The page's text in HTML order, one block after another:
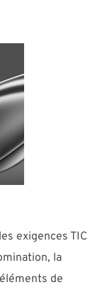
exigences TIC
la
de